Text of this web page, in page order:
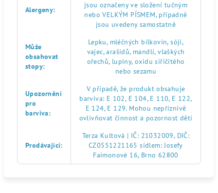
Alergeny:
jsou označeny ve složení tučným
nebo VELKÝM PÍSMEM, případně
jsou uvedeny samostatně
Může
obsahovat
stopy:
Lepku, mléčných bílkovin, sóji,
vajec, arašídů, mandlí, vlaškých
ořechů, lupiny, oxidu siřičitého
nebo sezamu
Upozornění
pro
barviva:
V případě, že produkt obsahuje
barviva: E 102, E 104, E 110, E 122,
E 124, E 129. Mohou nepříznivě
ovlivňovat činnost a pozornost dětí
Prodávající:
Terza Kultová | IČ: 21032009, DIČ:
CZ0551221165 sídlem: Josefy
Faimonové 16, Brno 62800